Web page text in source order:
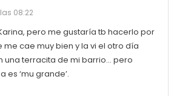
08:22
pero me gustaría tb hacerlo por
me cae muy bien y la vi el otro día
una terracita de mi barrio… pero
es ‘mu grande’.